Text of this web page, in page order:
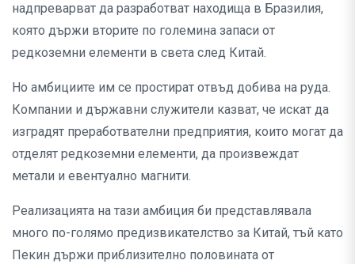
надпреварват да разработват находища в Бразилия,
която държи вторите по големина запаси от
редкоземни елементи в света след Китай.
Но амбициите им се простират отвъд добива на руда.
Компании и държавни служители казват, че искат да
изградят преработвателни предприятия, които могат да
отделят редкоземни елементи, да произвеждат
метали и евентуално магнити.
Реализацията на тази амбиция би представлявала
много по-голямо предизвикателство за Китай, тъй като
Пекин държи приблизително половината от